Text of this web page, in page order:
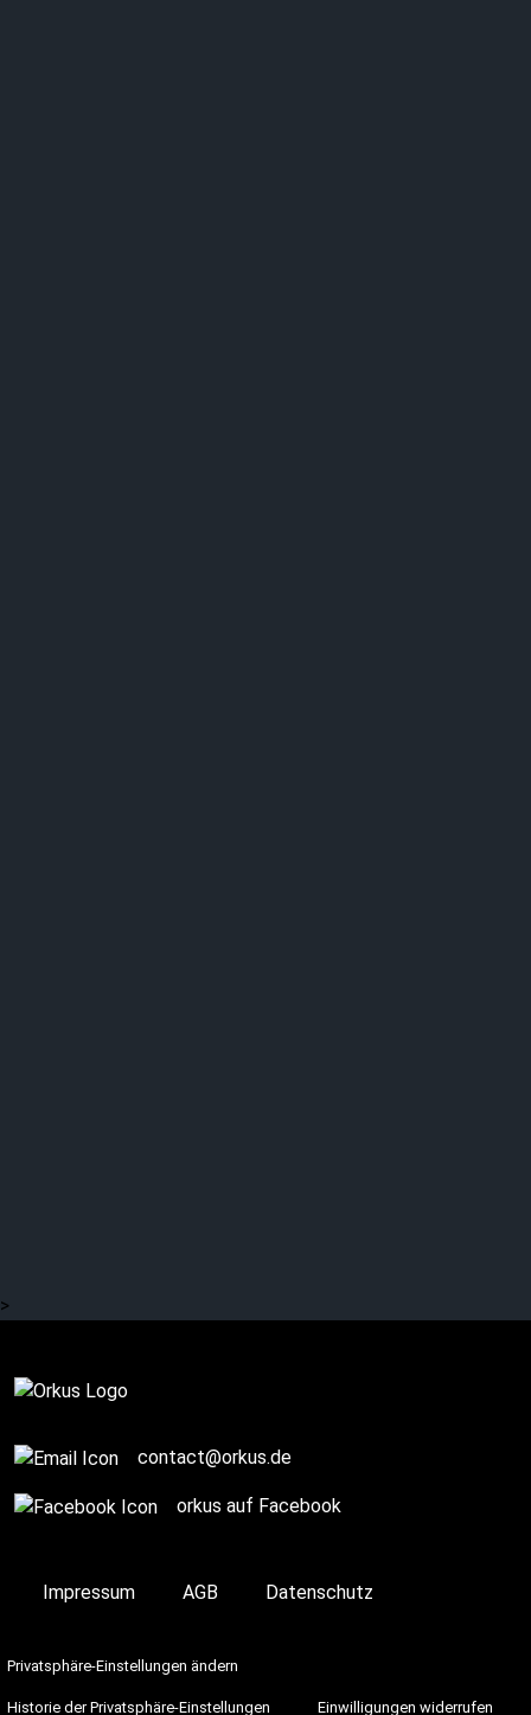
>
contact@orkus.de
orkus auf Facebook
Impressum AGB Datenschutz
Privatsphäre-Einstellungen ändern
Historie der Privatsphäre-Einstellungen Einwilligungen widerrufen